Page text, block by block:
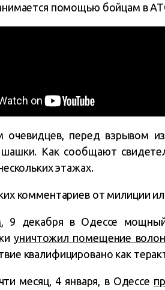
помощью бойцам в
очевидцев, перед взрывом
Как сообщают
этажах.
комментариев от милиции
, 9 декабря в Одессе
уничтожил помещение
квалифицировано как
месяц, 4 января, в Одессе